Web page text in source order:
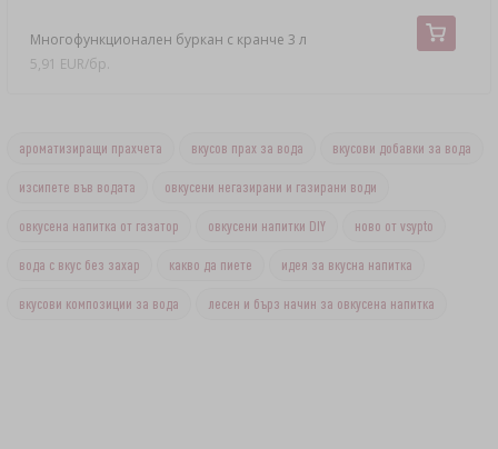
Многофункционален буркан с кранче 3 л
5,91 EUR/бр.
ароматизиращи прахчета вкусов прах за вода вкусови добавки за вода
изсипете във водата овкусени негазирани и газирани води
овкусена напитка от газатор овкусени напитки DIY ново от vsypto
вода с вкус без захар какво да пиете идея за вкусна напитка
вкусови композиции за вода лесен и бърз начин за овкусена напитка